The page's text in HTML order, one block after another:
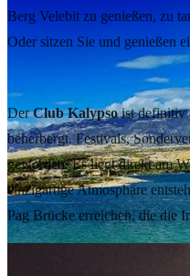
Berg Velebit zu genießen, zu
Oder sitzen Sie und genießen
DerClub Kalypsoist definitiv
beherbergt. Festivals,
geworden. Es liegt direkt am
einzigartige Atmosphäre
Pag Brücke erreichen, die die